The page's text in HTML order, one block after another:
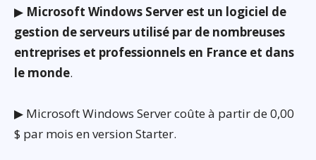
▶ Microsoft Windows Server est un logiciel de
gestion de serveurs utilisé par de nombreuses
entreprises et professionnels en France et dans
le monde.
▶ Microsoft Windows Server coûte à partir de 0,00
$ par mois en version Starter.